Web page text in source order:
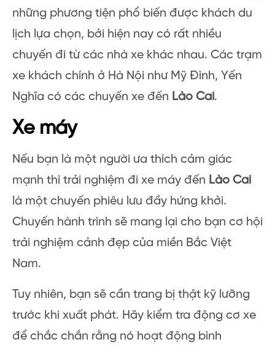
những phương tiện phổ biến được khách du
lịch lựa chọn, bởi hiện nay có rất nhiều
chuyến đi từ các nhà xe khác nhau. Các trạm
xe khách chính ở Hà Nội như Mỹ Đình, Yến
Nghĩa có các chuyến xe đến Lào Cai.
Xe máy
Nếu bạn là một người ưa thích cảm giác
mạnh thì trải nghiệm đi xe máy đến Lào Cai
là một chuyến phiêu lưu đầy hứng khởi.
Chuyến hành trình sẽ mang lại cho bạn cơ hội
trải nghiệm cảnh đẹp của miền Bắc Việt
Nam.
Tuy nhiên, bạn sẽ cần trang bị thật kỹ lưỡng
trước khi xuất phát. Hãy kiểm tra động cơ xe
để chắc chắn rằng nó hoạt động bình